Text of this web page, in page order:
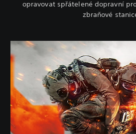
opravovat spřátelené dopravní
zbraňové